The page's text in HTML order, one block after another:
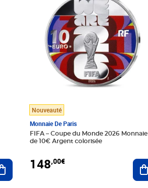
Ajouter au panier
Nouveauté
Monnaie De Paris
FIFA – Coupe du Monde 2026 Monnaie
de 10€ Argent colorisée
148,00€